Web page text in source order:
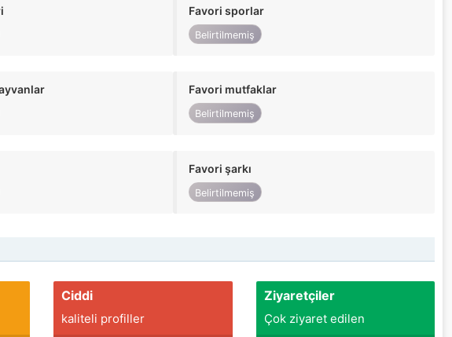
Favori sporlar
Belirtilmemiş
Favori mutfaklar
Belirtilmemiş
Favori şarkı
Belirtilmemiş
Ciddi
kaliteli profiller
Ziyaretçiler
Çok ziyaret edilen